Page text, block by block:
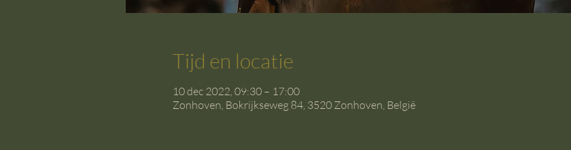
Tijd en locatie
10 dec 2022, 09:30 – 17:00
Zonhoven, Bokrijkseweg 84, 3520 Zonhoven, België